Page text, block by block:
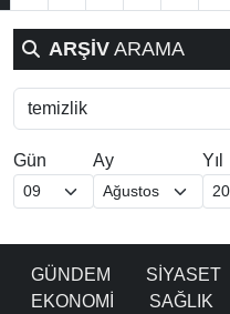
ARŞİV ARAMA
Gün Ay Yıl
GÜNDEM SİYASET
EKONOMİ
SAĞLIK